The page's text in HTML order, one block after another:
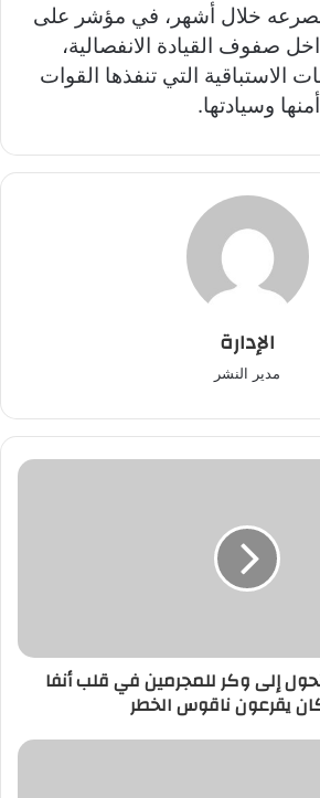
مصرعه خلال أشهر، في مؤشر على
صفوف القيادة الانفصالية،
التي تنفذها القوات
وسيادتها.
الإدارة
مدير النشر
إلى وكر للمجرمين في قلب أنفا
يقرعون ناقوس الخطر